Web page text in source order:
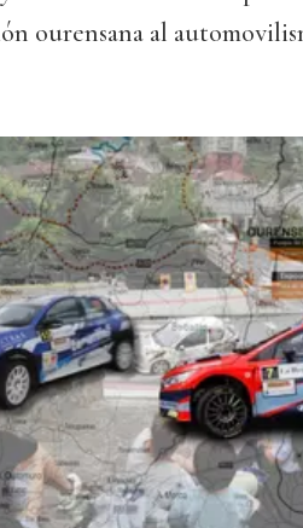
ourensana al